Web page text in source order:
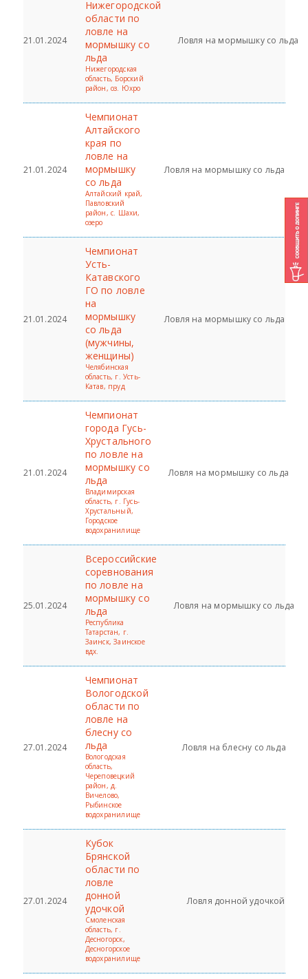
21.01.2024
Нижегородской
области по
ловле на
мормышку со
льда
Нижегородская
область, Борский
район, оз. Юхро
Ловля на мормышку со льда
21.01.2024
Чемпионат
Алтайского
края по
ловле на
мормышку
со льда
Алтайский край,
Павловский
район, с. Шахи,
озеро
Ловля на мормышку со льда
21.01.2024
Чемпионат
Усть-
Катавского
ГО по ловле
на
мормышку
со льда
(мужчины,
женщины)
Челябинская
область, г. Усть-
Катав, пруд
Ловля на мормышку со льда
21.01.2024
Чемпионат
города Гусь-
Хрустального
по ловле на
мормышку со
льда
Владимирская
область, г. Гусь-
Хрустальный,
Городское
водохранилище
Ловля на мормышку со льда
25.01.2024
Всероссийские
соревнования
по ловле на
мормышку со
льда
Республика
Татарстан, г.
Заинск, Заинское
вдх.
Ловля на мормышку со льда
27.01.2024
Чемпионат
Вологодской
области по
ловле на
блесну со
льда
Вологодская
область,
Череповецкий
район, д.
Вичелово,
Рыбинское
водохранилище
Ловля на блесну со льда
27.01.2024
Кубок
Брянской
области по
ловле
донной
удочкой
Смоленская
область, г.
Десногорск,
Десногорское
водохранилище
Ловля донной удочкой